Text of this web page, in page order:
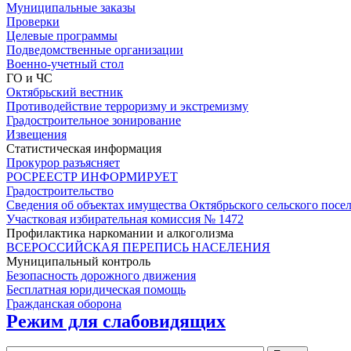
Муниципальные заказы
Проверки
Целевые программы
Подведомственные организации
Военно-учетный стол
ГО и ЧС
Октябрьский вестник
Противодействие терроризму и экстремизму
Градостроительное зонирование
Извещения
Статистическая информация
Прокурор разъясняет
РОСРЕЕСТР ИНФОРМИРУЕТ
Градостроительство
Сведения об объектах имущества Октябрьского сельского
Участковая избирательная комиссия № 1472
Профилактика наркомании и алкоголизма
ВСЕРОССИЙСКАЯ ПЕРЕПИСЬ НАСЕЛЕНИЯ
Муниципальный контроль
Безопасность дорожного движения
Бесплатная юридическая помощь
Гражданская оборона
Режим для слабовидящих